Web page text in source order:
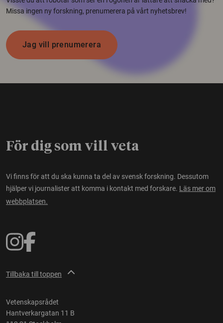
Missa ingen ny forskning, prenumerera på vårt nyhetsbrev!
Jag vill prenumerera
För dig som vill veta
Vi finns för att du ska kunna ta del av svensk forskning. Dessutom
hjälper vi journalister att komma i kontakt med forskare. Läs mer om
webbplatsen.
Tillbaka till toppen
Vetenskapsrådet
Hantverkargatan 11 B